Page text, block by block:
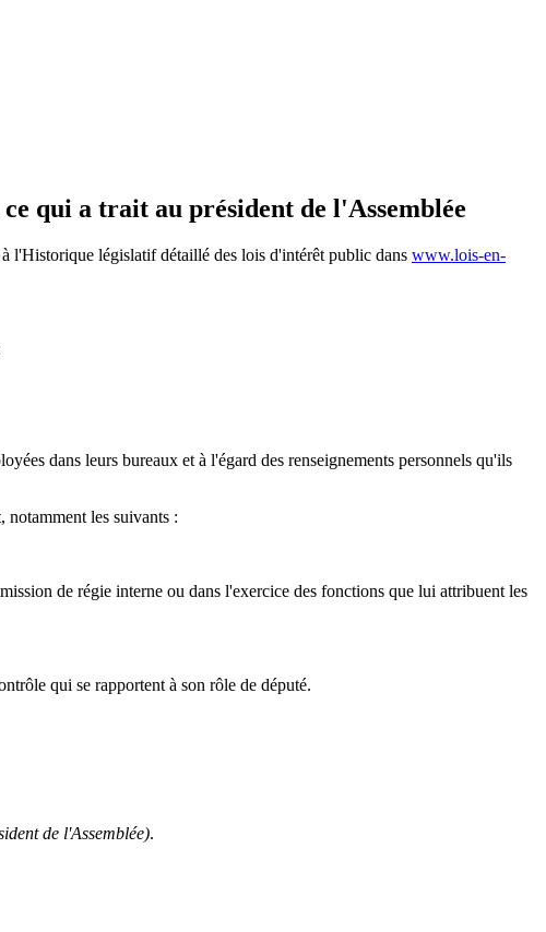
qui a trait au président de l'Assemblée
l'Historique législatif détaillé des lois d'intérêt public dans www.lois-en-
dans leurs bureaux et à l'égard des renseignements personnels qu'ils
les suivants :
de régie interne ou dans l'exercice des fonctions que lui attribuent les
qui se rapportent à son rôle de député.
de l'Assemblée).